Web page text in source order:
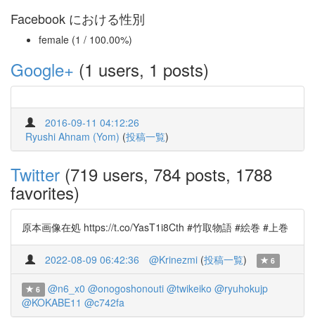
Facebook における性別
female (1 / 100.00%)
Google+ (1 users, 1 posts)
2016-09-11 04:12:26
Ryushi Ahnam (Yom) (投稿一覧)
Twitter (719 users, 784 posts, 1788
favorites)
原本画像在処 https://t.co/YasT1i8Cth #竹取物語 #絵巻 #上巻
2022-08-09 06:42:36 @Krinezmi (投稿一覧) 6
6 @n6_x0 @onogoshonouti @twikeiko @ryuhokujp
@KOKABE11 @c742fa